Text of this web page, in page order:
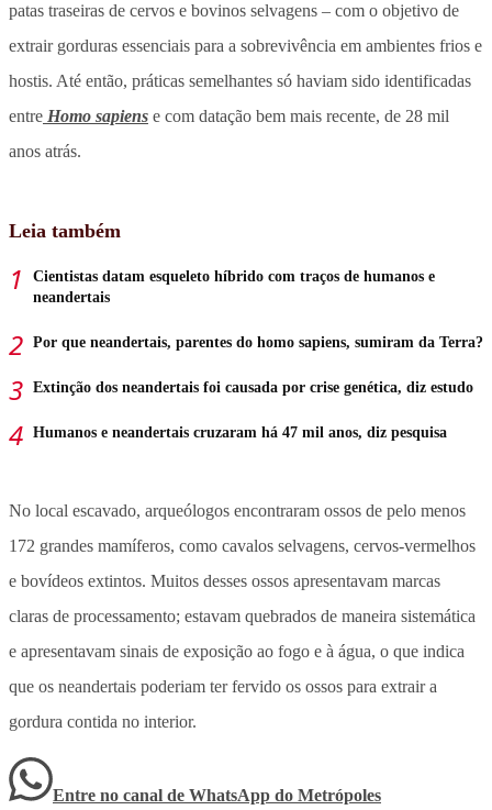
patas traseiras de cervos e bovinos selvagens – com o objetivo de
extrair gorduras essenciais para a sobrevivência em ambientes frios e
hostis. Até então, práticas semelhantes só haviam sido identificadas
entre Homo sapiens e com datação bem mais recente, de 28 mil
anos atrás.
Leia também
Cientistas datam esqueleto híbrido com traços de humanos e
neandertais
Por que neandertais, parentes do homo sapiens, sumiram da Terra?
Extinção dos neandertais foi causada por crise genética, diz estudo
Humanos e neandertais cruzaram há 47 mil anos, diz pesquisa
No local escavado, arqueólogos encontraram ossos de pelo menos
172 grandes mamíferos, como cavalos selvagens, cervos-vermelhos
e bovídeos extintos. Muitos desses ossos apresentavam marcas
claras de processamento; estavam quebrados de maneira sistemática
e apresentavam sinais de exposição ao fogo e à água, o que indica
que os neandertais poderiam ter fervido os ossos para extrair a
gordura contida no interior.
Entre no canal de WhatsApp do Metrópoles